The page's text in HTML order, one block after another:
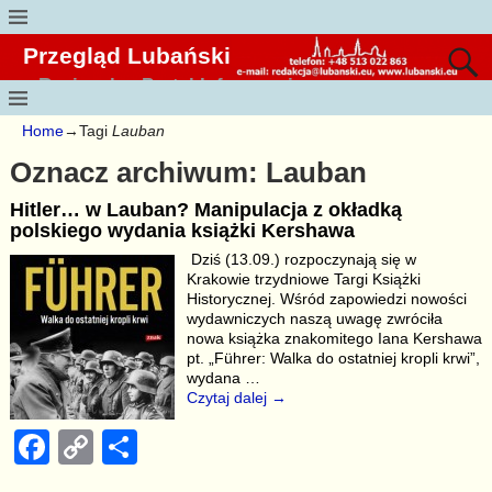
Przegląd Lubański
Regionalny Portal Informacyjny
Home→Tagi Lauban
Oznacz archiwum: Lauban
Hitler… w Lauban? Manipulacja z okładką
polskiego wydania książki Kershawa
Dziś (13.09.) rozpoczynają się w
Krakowie trzydniowe Targi Książki
Historycznej. Wśród zapowiedzi nowości
wydawniczych naszą uwagę zwróciła
nowa książka znakomitego Iana Kershawa
pt. „Führer: Walka do ostatniej kropli krwi”,
wydana …
Czytaj dalej →
F C S